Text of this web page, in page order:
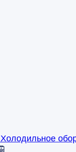
Холодильное